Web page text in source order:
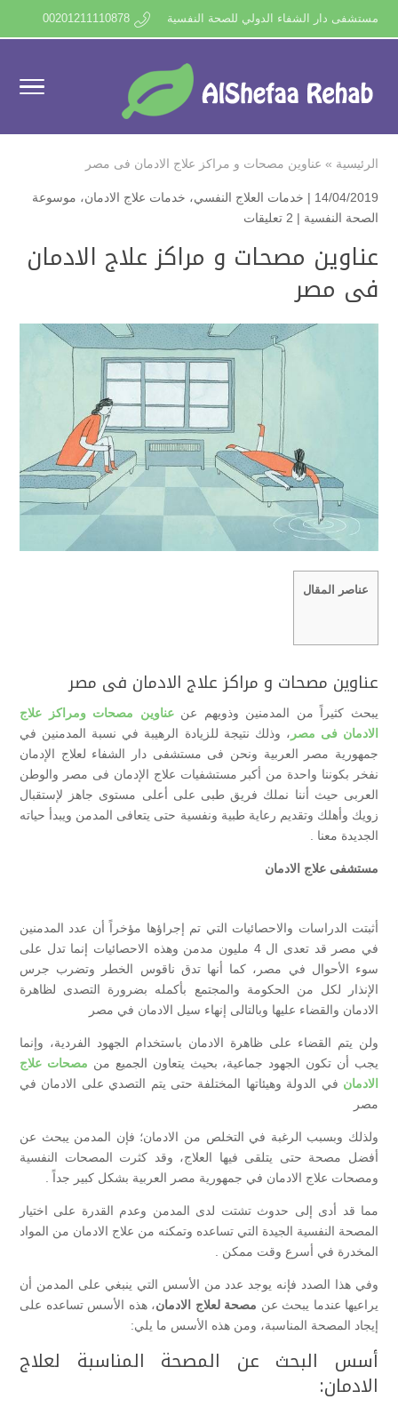
مستشفى دار الشفاء الدولي للصحة النفسية 00201211110878
الرئيسية » عناوين مصحات و مراكز علاج الادمان فى مصر
14/04/2019 | خدمات العلاج النفسي، خدمات علاج الادمان، موسوعة
الصحة النفسية | 2 تعليقات
عناوين مصحات و مراكز علاج الادمان
فى مصر
عناصر المقال
عناوين مصحات و مراكز علاج الادمان فى مصر
يبحث كثيراً من المدمنين وذويهم عنعناوين مصحات ومراكز علاج
الادمان فى مصر ، وذلك نتيجة للزيادة الرهيبة في نسبة المدمنين في
جمهورية مصر العربية ونحن فى مستشفى دار الشفاء لعلاج الإدمان
نفخر بكوننا واحدة من أكبر مستشفيات علاج الإدمان فى مصر والوطن
العربى حيث أننا نملك فريق طبى على أعلى مستوى جاهز لإستقبال
زويك وأهلك وتقديم رعاية طبية ونفسية حتى يتعافى المدمن ويبدأ حياته
الجديدة معنا .
مستشفى علاج الادمان
أثبتت الدراسات والاحصائيات التي تم إجراؤها مؤخراً أن عدد المدمنين
في مصر قد تعدى ال 4 مليون مدمن وهذه الاحصائيات إنما تدل على
سوء الأحوال في مصر، كما أنها تدق ناقوس الخطر وتضرب جرس
الإنذار لكل من الحكومة والمجتمع بأكمله بضرورة التصدى لظاهرة
الادمان والقضاء عليها وبالتالى إنهاء سيل الادمان في مصر
ولن يتم القضاء على ظاهرة الادمان باستخدام الجهود الفردية، وإنما
يجب أن تكون الجهود جماعية، بحيث يتعاون الجميع من مصحات علاج
الادمان في الدولة وهيئاتها المختلفة حتى يتم التصدي على الادمان في
مصر
ولذلك وبسبب الرغبة في التخلص من الادمان؛ فإن المدمن يبحث عن
أفضل مصحة حتى يتلقى فيها العلاج، وقد كثرت المصحات النفسية
ومصحات علاج الادمان في جمهورية مصر العربية بشكل كبير جداً .
مما قد أدى إلى حدوث تشتت لدى المدمن وعدم القدرة على اختيار
المصحة النفسية الجيدة التي تساعده وتمكنه من علاج الادمان من المواد
المخدرة في أسرع وقت ممكن .
وفي هذا الصدد فإنه يوجد عدد من الأسس التي ينبغي على المدمن أن
يراعيها عندما يبحث عن مصحة لعلاج الادمان، هذه الأسس تساعده على
إيجاد المصحة المناسبة، ومن هذه الأسس ما يلي:
أسس البحث عن المصحة المناسبة لعلاج
الادمان: